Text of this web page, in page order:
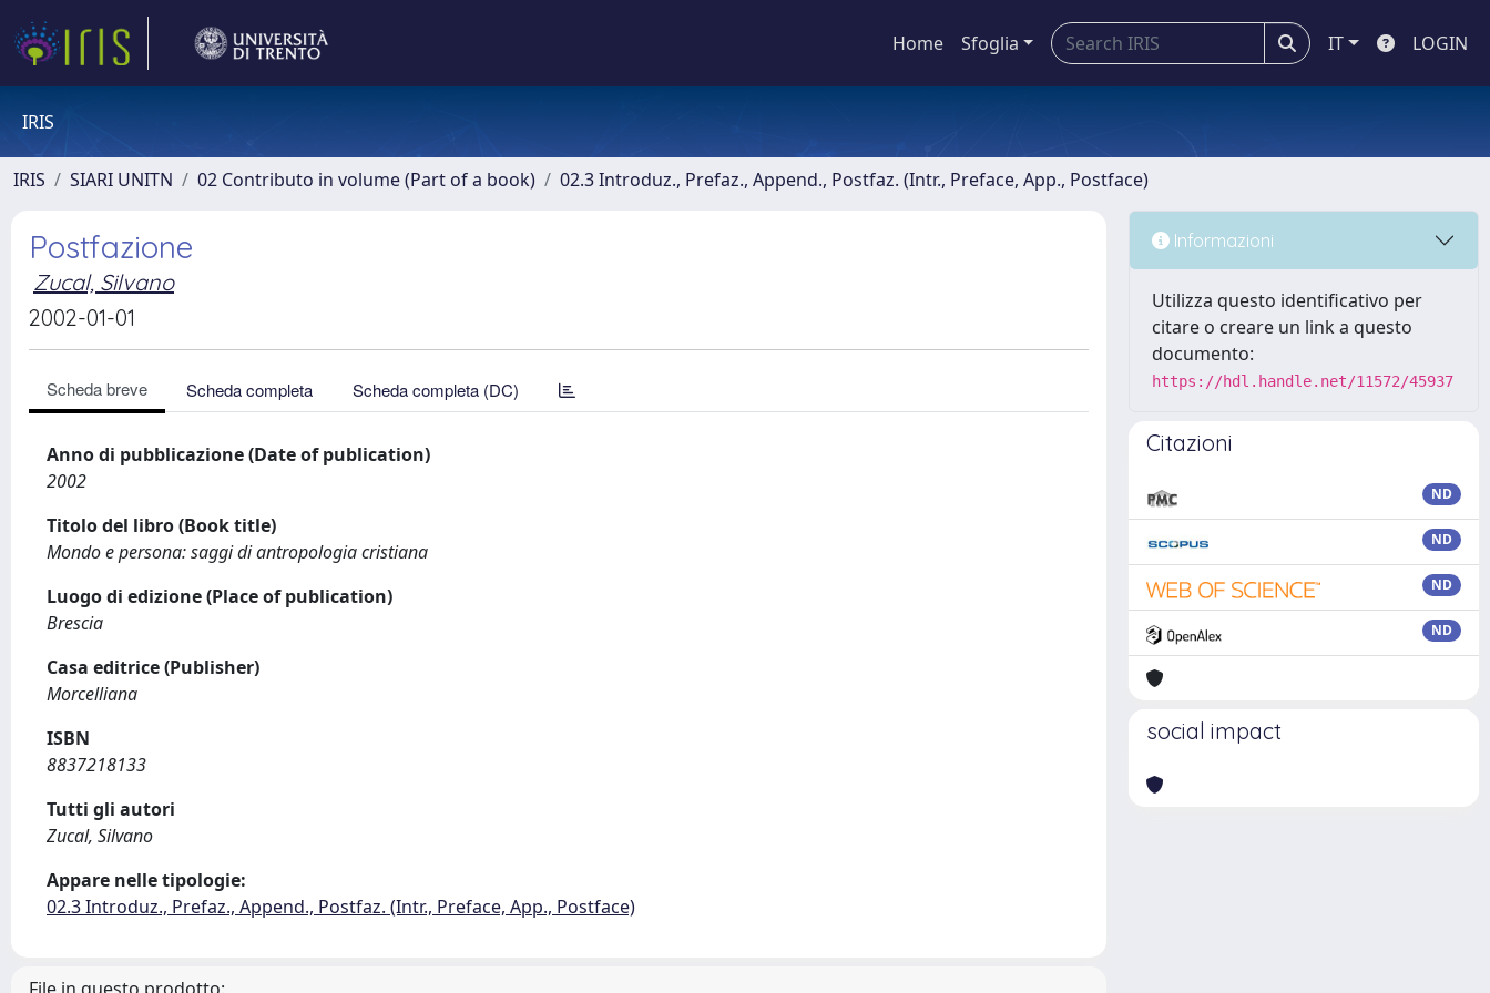
Home Sfoglia IT LOGIN
IRIS
IRIS SIARI UNITN 02 Contributo in volume (Part of a book) 02.3 Introduz., Prefaz., Append., Postfaz. (Intr., Preface, App., Postface)
Postfazione
Zucal, Silvano
2002-01-01
Scheda breve Scheda completa Scheda completa (DC)
Anno di pubblicazione (Date of publication)
2002
Titolo del libro (Book title)
Mondo e persona: saggi di antropologia cristiana
Luogo di edizione (Place of publication)
Brescia
Casa editrice (Publisher)
Morcelliana
ISBN
8837218133
Tutti gli autori
Zucal, Silvano
Appare nelle tipologie:
02.3 Introduz., Prefaz., Append., Postfaz. (Intr., Preface, App., Postface)
Informazioni
Utilizza questo identificativo per
citare o creare un link a questo
documento:
https://hdl.handle.net/11572/45937
Citazioni
ND
ND
ND
ND
social impact